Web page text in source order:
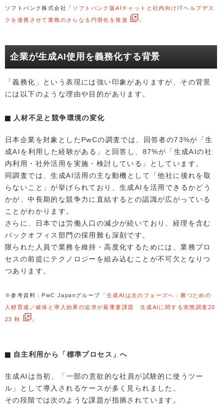
ソフトバンク株式会社「 ソフトバンク版AIチャットと社内向けITヘルプデス
クを連携させて業務のさらなる円滑化を推進
」
企業が生成AI使用を義務化する背景
「義務化」という表現には強い印象がありますが、その背景
には以下のような理由や目的があります。
人材不足と競争環境の変化
日本企業を対象としたPwCの調査では、回答者の73%が「生
成AIを利用した経験がある」と回答し、87%が「生成AIの社
内利用・社外活用を実施・検討している」としています。
同調査では、生成AI活用の主な動機として「他社に後れを取
らないこと」が挙げられており、生成AIを活用できるかどう
かが、中長期的な競争力に直結するとの認識が広がっている
ことがわかります。
さらに、日本では労働人口の減少が続いており、経理を含む
バックオフィス部門の採用難も深刻です。
限られた人員で業務を維持・高度化するためには、業務プロ
セスの前提にテクノロジーを組み込むことが不可欠となりつ
つあります。
※参考資料：PwC Japanグループ「生成AIは次のフェーズへ：勝つための
人材育成／確保と導入効果の追求が最重要課題 生成AIに関する実態調査20
23 秋
」
自主利用から「標準プロセス」へ
生成AIは当初、「一部の意欲的な社員が試験的に使うツー
ル」として導入されるケースが多く見られました。
その段階では次のような課題が指摘されています。